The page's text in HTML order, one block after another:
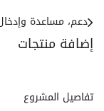
إضافة منتجات
دعم، مساعدة
تفاصيل المشروع